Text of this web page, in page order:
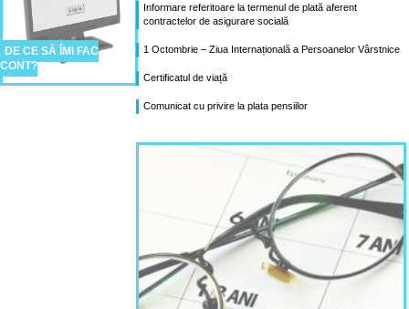
DE CE SĂ ÎMI FAC
CONT?
Informare referitoare la termenul de plată aferent
contractelor de asigurare socială
1 Octombrie – Ziua Internațională a Persoanelor Vârstnice
Certificatul de viață
Comunicat cu privire la plata pensiilor